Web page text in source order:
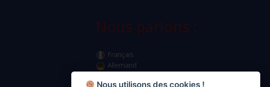
Nous parlons :
Français
Allemand
Nous utilisons des cookies !